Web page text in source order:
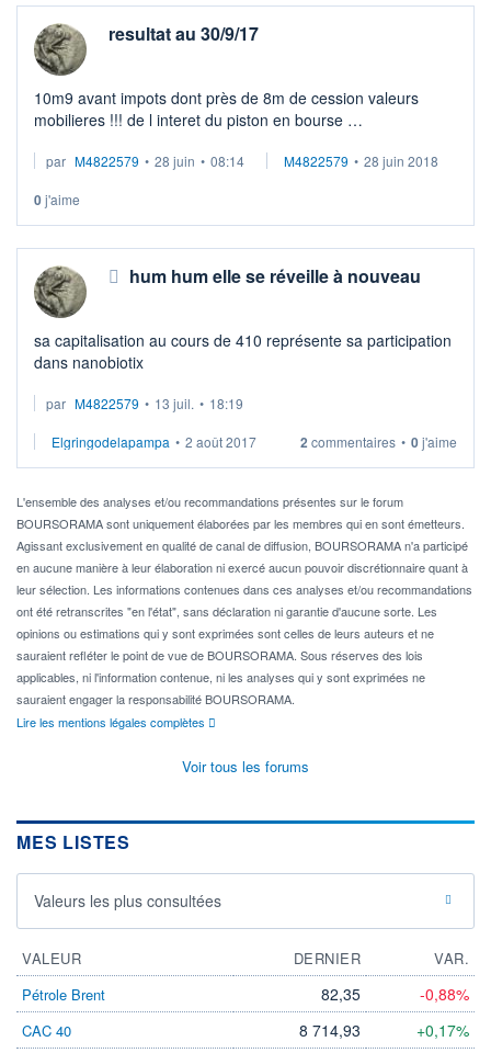
resultat au 30/9/17
10m9 avant impots dont près de 8m de cession valeurs
mobilieres !!! de l interet du piston en bourse
benef 7m4 >> per 4.45
par M4822579 • 28 juin • 08:14 M4822579 • 28 juin 2018
0j'aime
hum hum elle se réveille à nouveau
sa capitalisation au cours de 410 représente sa participation
dans nanobiotix
par M4822579 • 13 juil. • 18:19
Elgringodelapampa • 2 août 2017 2 commentaires • 0j'aime
L'ensemble des analyses et/ou recommandations présentes sur le forum
BOURSORAMA sont uniquement élaborées par les membres qui en sont émetteurs.
Agissant exclusivement en qualité de canal de diffusion, BOURSORAMA n'a participé
en aucune manière à leur élaboration ni exercé aucun pouvoir discrétionnaire quant à
leur sélection. Les informations contenues dans ces analyses et/ou recommandations
ont été retranscrites "en l'état", sans déclaration ni garantie d'aucune sorte. Les
opinions ou estimations qui y sont exprimées sont celles de leurs auteurs et ne
sauraient refléter le point de vue de BOURSORAMA. Sous réserves des lois
applicables, ni l'information contenue, ni les analyses qui y sont exprimées ne
sauraient engager la responsabilité BOURSORAMA.
Lire les mentions légales complètes
Voir tous les forums
MES LISTES
Valeurs les plus consultées
VALEUR DERNIER
VAR.
Pétrole Brent
82,35 -0,88%
CAC 40 8 714,93 +0,17%